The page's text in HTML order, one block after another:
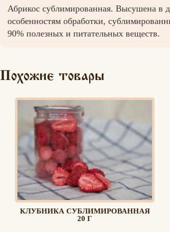
Абрикос сублимированная. Высушена в
особенностям обработки,
90% полезных и питательных веществ.
Похожие товары
КЛУБНИКА СУБЛИМИРОВАННАЯ
20 Г